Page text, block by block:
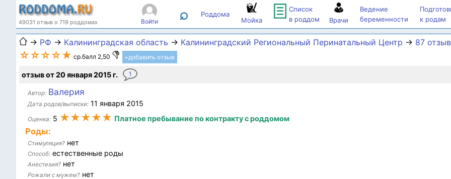
49031 отзыв о 719 роддомах Войти ⌕ Роддома
Мойка
Список
в роддом
Врачи
Ведение
беременности
к родам
→ РФ → Калининградская область → Калининградский Региональный Перинатальный Центр → 87
☆☆☆☆★ ср.балл 2,50 +добавить отзыв
отзыв от 20 января 2015 г. 1
Автор: Валерия
Дата родов/выписки: 11 января 2015
Оценка: 5 ★★★★★ Платное пребывание по контракту с роддомом
Роды:
Стимуляция? нет
Способ: естественные роды
Анестезия? нет
Рожали с мужем? нет